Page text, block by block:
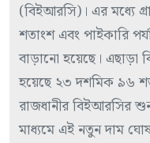
(বিইআরসি)। এর মধ্যে
শতাংশ এবং পাইকারি
বাড়ানো হয়েছে। এছাড়া
হয়েছে ২৩ দশমিক ৯৬
রাজধানীর বিইআরসির
মাধ্যমে এই নতুন দাম